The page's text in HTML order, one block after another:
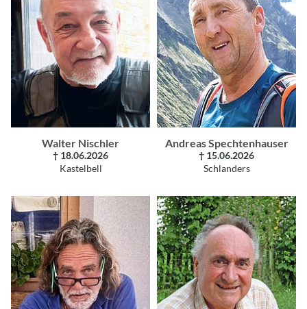
Walter Nischler
† 18.06.2026
Kastelbell
Andreas Spechtenhauser
† 15.06.2026
Schlanders